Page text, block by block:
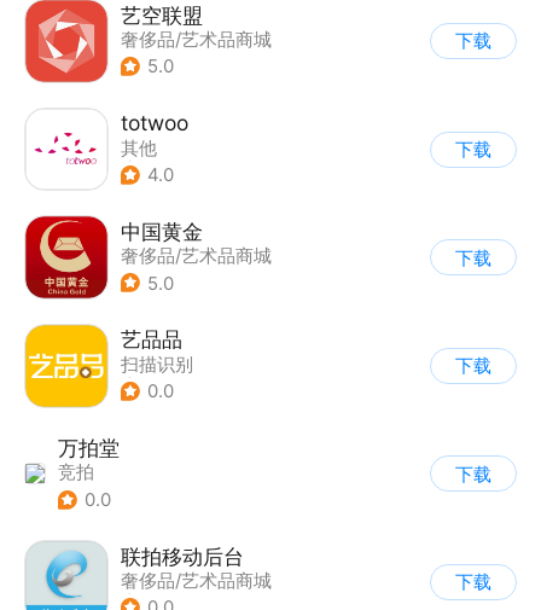
艺空联盟
奢侈品/艺术品商城
5.0
下载
totwoo
其他
| 奢侈品/艺术品商城
4.0
下载
中国黄金
奢侈品/艺术品商城
5.0
下载
艺品品
扫描识别
| 奢侈品/艺术品商城
0.0
下载
万拍堂
竞拍
0.0
下载
联拍移动后台
奢侈品/艺术品商城
| 商家管理
下载